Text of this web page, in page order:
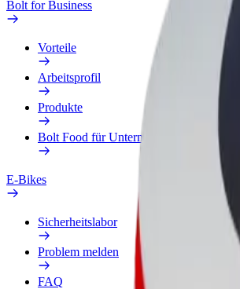
Bolt for Business
Vorteile
Arbeitsprofil
Produkte
Bolt Food für Unternehmen
E-Bikes
Sicherheitslabor
Problem melden
FAQ